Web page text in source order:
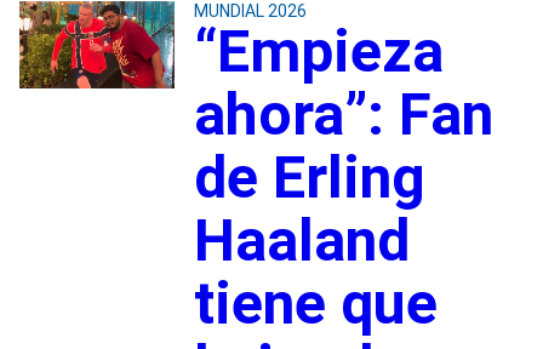
MUNDIAL 2026
“Empieza
ahora”: Fan
de Erling
Haaland
tiene que